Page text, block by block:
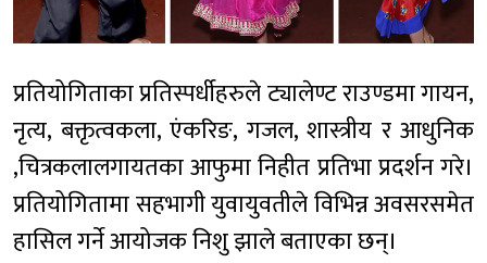
प्रतियोगिताका प्रतिस्पर्धीहरुले ट्यालेण्ट राउण्डमा गायन,
नृत्य, बक्तृत्वकला, एंकरिङ, गजल, शास्त्रीय र आधुनिक
,चित्रकलालगायतका आफुमा निहीत प्रतिभा प्रदर्शन गरे।
प्रतियोगितामा सहभागी युवायुवतीले विभिन्न अवसरसमेत
हासिल गर्ने आयोजक निशु झाले बताएका छन्।